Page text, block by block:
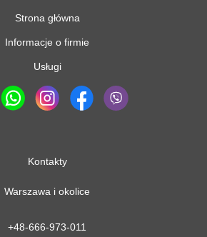
Strona główna
Informacje o firmie
Usługi
Kontakty
Warszawa i okolice
+48-666-973-011